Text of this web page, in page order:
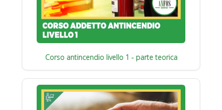
Corso antincendio livello 1 - parte teorica